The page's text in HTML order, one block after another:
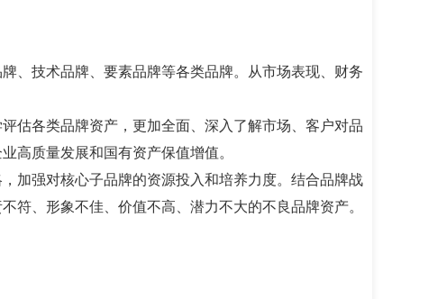
、技术品牌、要素品牌等各类品牌。从市场表现、财务
估各类品牌资产，更加全面、深入了解市场、客户对品
高质量发展和国有资产保值增值。
加强对核心子品牌的资源投入和培养力度。结合品牌战
符、形象不佳、价值不高、潜力不大的不良品牌资产。